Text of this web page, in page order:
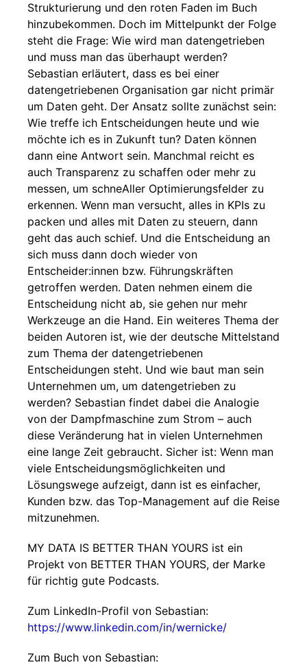
Strukturierung und den roten Faden im Buch
hinzubekommen. Doch im Mittelpunkt der Folge
steht die Frage: Wie wird man datengetrieben
und muss man das überhaupt werden?
Sebastian erläutert, dass es bei einer
datengetriebenen Organisation gar nicht primär
um Daten geht. Der Ansatz sollte zunächst sein:
Wie treffe ich Entscheidungen heute und wie
möchte ich es in Zukunft tun? Daten können
dann eine Antwort sein. Manchmal reicht es
auch Transparenz zu schaffen oder mehr zu
messen, um schneAller Optimierungsfelder zu
erkennen. Wenn man versucht, alles in KPIs zu
packen und alles mit Daten zu steuern, dann
geht das auch schief. Und die Entscheidung an
sich muss dann doch wieder von
Entscheider:innen bzw. Führungskräften
getroffen werden. Daten nehmen einem die
Entscheidung nicht ab, sie gehen nur mehr
Werkzeuge an die Hand. Ein weiteres Thema der
beiden Autoren ist, wie der deutsche Mittelstand
zum Thema der datengetriebenen
Entscheidungen steht. Und wie baut man sein
Unternehmen um, um datengetrieben zu
werden? Sebastian findet dabei die Analogie
von der Dampfmaschine zum Strom – auch
diese Veränderung hat in vielen Unternehmen
eine lange Zeit gebraucht. Sicher ist: Wenn man
viele Entscheidungsmöglichkeiten und
Lösungswege aufzeigt, dann ist es einfacher,
Kunden bzw. das Top-Management auf die Reise
mitzunehmen.
MY DATA IS BETTER THAN YOURS ist ein
Projekt von BETTER THAN YOURS, der Marke
für richtig gute Podcasts.
Zum LinkedIn-Profil von Sebastian:
https://www.linkedin.com/in/wernicke/
Zum Buch von Sebastian: